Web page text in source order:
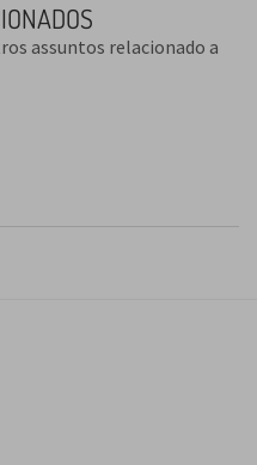
assuntos relacionado a